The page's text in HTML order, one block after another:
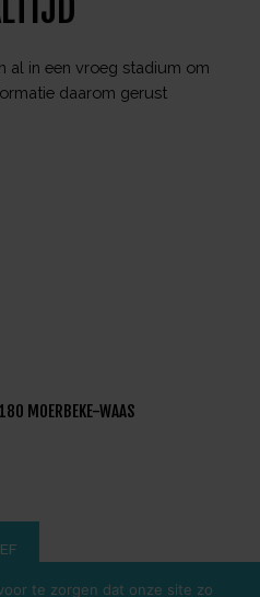
al in een vroeg stadium om
daarom gerust
MOERBEKE-WAAS
te zorgen dat onze site zo